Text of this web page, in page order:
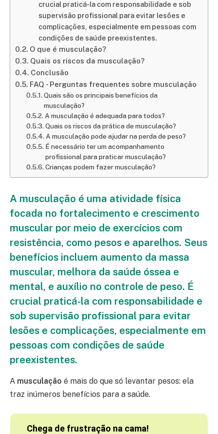
crucial praticá-la com responsabilidade e sob
supervisão profissional para evitar lesões e
complicações, especialmente em pessoas com
condições de saúde preexistentes.
O que é musculação?
Quais os riscos da musculação?
Conclusão
FAQ - Perguntas frequentes sobre musculação
Quais são os principais benefícios da
musculação?
A musculação é adequada para todos?
Quais os riscos da prática de musculação?
A musculação pode ajudar na perda de peso?
É necessário ter um acompanhamento
profissional para praticar musculação?
Crianças podem fazer musculação?
A musculação é uma atividade física
focada no fortalecimento e crescimento
muscular por meio de exercícios com
resistência, como pesos e aparelhos. Seus
benefícios incluem aumento da massa
muscular, melhora da saúde óssea e
mental, e auxílio no controle de peso. É
crucial praticá-la com responsabilidade e
sob supervisão profissional para evitar
lesões e complicações, especialmente em
pessoas com condições de saúde
preexistentes.
A musculação é mais do que só levantar pesos: ela
traz inúmeros benefícios para a saúde.
Chega de frustração na cama!